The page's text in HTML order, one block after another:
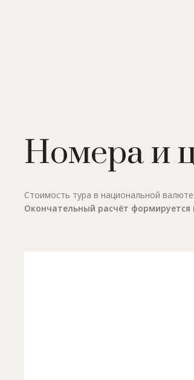
Номера и
Стоимость тура в национальной валюте
Окончательный расчёт формируется